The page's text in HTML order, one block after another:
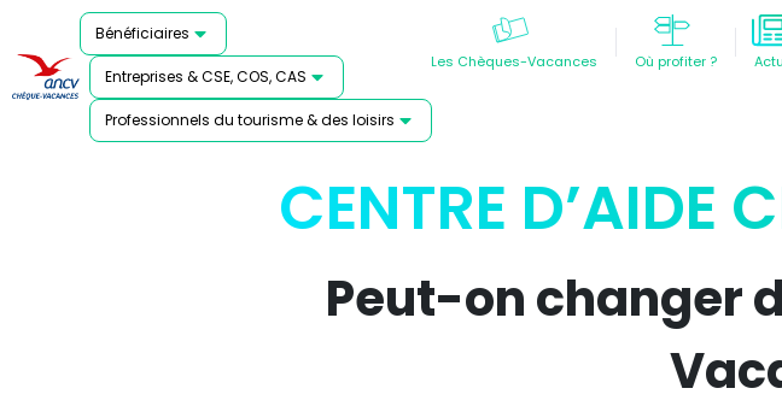
Bénéficiaires
Entreprises & CSE, COS, CAS
Professionnels du tourisme & des loisirs
Les Chèques-Vacances Où profiter ?
CENTRE D’AIDE
Peut-on changer